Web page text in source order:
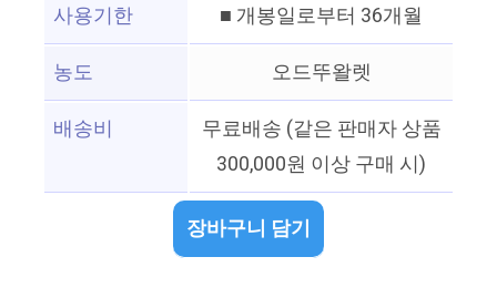
사용기한
■ 개봉일로부터 36개월
농도
오드뚜왈렛
배송비
무료배송 (같은 판매자 상품
300,000원 이상 구매 시)
장바구니 담기